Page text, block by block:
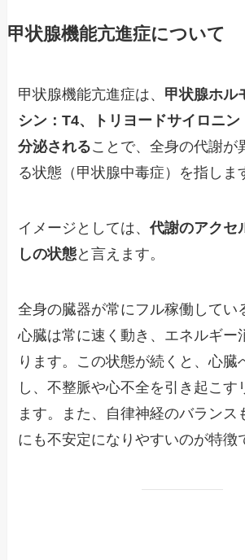
甲状腺機能亢進症について
甲状腺機能亢進症は、 甲状腺ホル
シン：T4、トリヨードサイロニ
分泌されることで、全身の代謝が
る状態（甲状腺中毒症）を指しま
イメージとしては、代謝のアクセ
しの状態と言えます。
全身の臓器が常にフル稼働してい
心臓は常に速く動き、エネルギー
ります。この状態が続くと、心臓
し、不整脈や心不全を引き起こす
ます。また、自律神経のバランス
にも不安定になりやすいのが特徴